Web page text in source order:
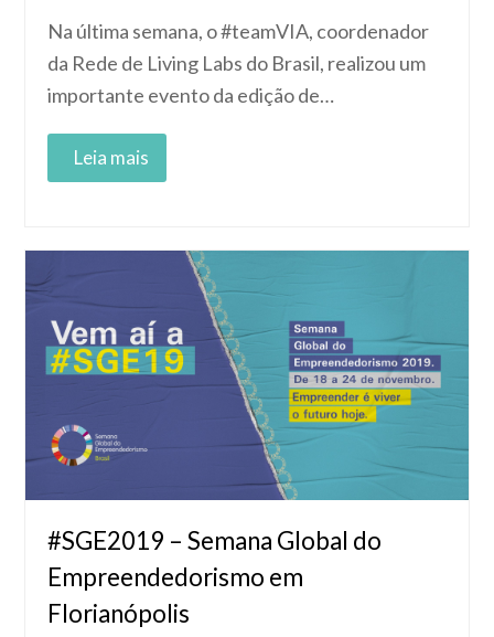
Na última semana, o #teamVIA, coordenador
da Rede de Living Labs do Brasil, realizou um
importante evento da edição de…
#SGE2019 – Semana Global do
Empreendedorismo em
Florianópolis